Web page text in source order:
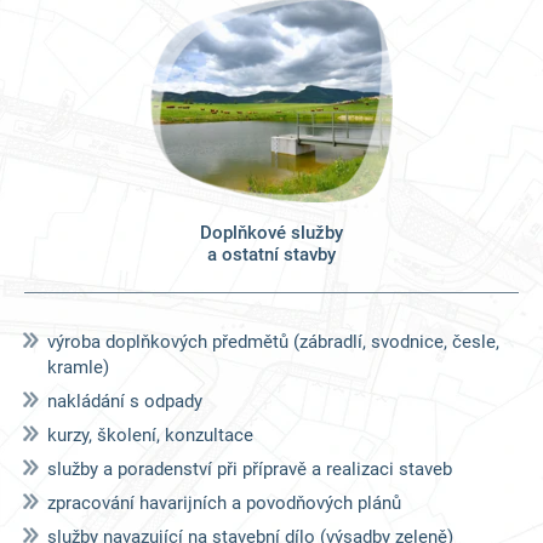
Doplňkové služby
a ostatní stavby
výroba doplňkových předmětů (zábradlí, svodnice, česle,
kramle)
nakládání s odpady
kurzy, školení, konzultace
služby a poradenství při přípravě a realizaci staveb
zpracování havarijních a povodňových plánů
služby navazující na stavební dílo (výsadby zeleně)